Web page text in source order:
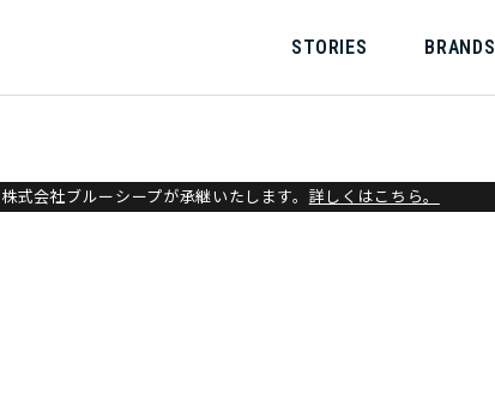
STORIES BRANDS
会社ブルーシープが承継いたします。 詳しくはこちら。